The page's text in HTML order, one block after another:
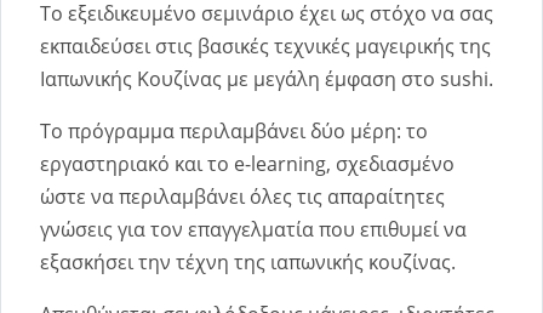
Το εξειδικευμένο σεμινάριο έχει ως στόχο να σας
εκπαιδεύσει στις βασικές τεχνικές μαγειρικής της
Ιαπωνικής Κουζίνας με μεγάλη έμφαση στο sushi.
Το πρόγραμμα περιλαμβάνει δύο μέρη: το
εργαστηριακό και το e-learning, σχεδιασμένο
ώστε να περιλαμβάνει όλες τις απαραίτητες
γνώσεις για τον επαγγελματία που επιθυμεί να
εξασκήσει την τέχνη της ιαπωνικής κουζίνας.